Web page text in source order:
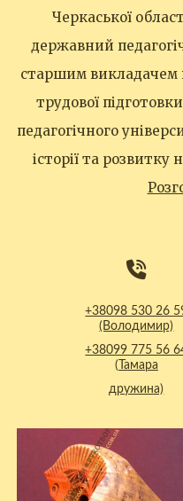
Черкаської
державний
старшим викладачем
трудової
педагогічного
історії та
+38098 530 26
(Володимир)
+38099 775 56
(Тамара
дружина)